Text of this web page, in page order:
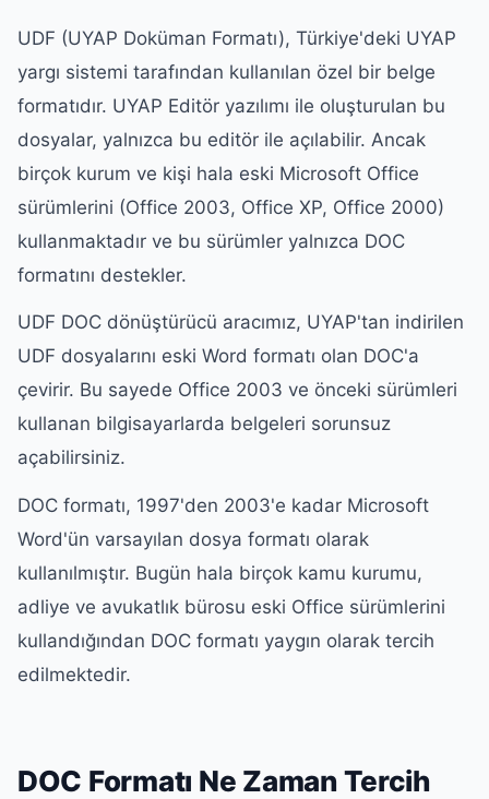
UDF (UYAP Doküman Formatı), Türkiye'deki UYAP
yargı sistemi tarafından kullanılan özel bir belge
formatıdır. UYAP Editör yazılımı ile oluşturulan bu
dosyalar, yalnızca bu editör ile açılabilir. Ancak
birçok kurum ve kişi hala eski Microsoft Office
sürümlerini (Office 2003, Office XP, Office 2000)
kullanmaktadır ve bu sürümler yalnızca DOC
formatını destekler.
UDF DOC dönüştürücü aracımız, UYAP'tan indirilen
UDF dosyalarını eski Word formatı olan DOC'a
çevirir. Bu sayede Office 2003 ve önceki sürümleri
kullanan bilgisayarlarda belgeleri sorunsuz
açabilirsiniz.
DOC formatı, 1997'den 2003'e kadar Microsoft
Word'ün varsayılan dosya formatı olarak
kullanılmıştır. Bugün hala birçok kamu kurumu,
adliye ve avukatlık bürosu eski Office sürümlerini
kullandığından DOC formatı yaygın olarak tercih
edilmektedir.
DOC Formatı Ne Zaman Tercih